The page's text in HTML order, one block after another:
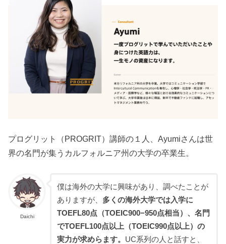
プログリット（PROGRIT）講師の１人、Ayumiさんは世
界の名門が集うカルフォルニア州の大学の卒業生。
Daichi
僕は海外の大学に興味があり、調べたことが
ありますが、 多くの海外大学では入学に
TOEFL80点（TOEIC900−950点相当）、名門
でTOEFL100点以上（TOEIC990点以上）の
実力が求めらます。 UC系列の人と話すと、